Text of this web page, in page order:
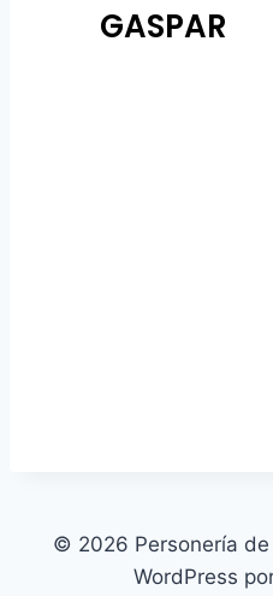
GASPAR
© 2026 Personería
WordPress